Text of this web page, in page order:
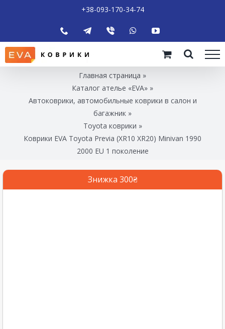
+38-093-170-34-74
Главная страница »
Каталог ателье «EVA» »
Автоковрики, автомобильные коврики в салон и
багажник »
Toyota коврики »
Коврики EVA Toyota Previa (XR10 XR20) Minivan 1990
2000 EU 1 поколение
Знижка 300₴